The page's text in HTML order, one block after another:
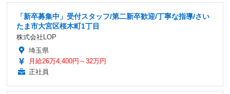
「新卒募集中」受付スタッフ/第二新卒歓迎/丁寧な指導/さい
たま市大宮区桜木町1丁目
株式会社LOP
埼玉県
月給26万4,400円～32万円
正社員